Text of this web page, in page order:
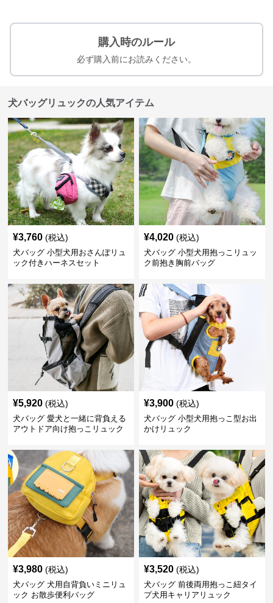
購入時のルール
必ず購入前にお読みください。
犬バッグリュックの人気アイテム
¥3,760 (税込)
犬バッグ 小型犬用おさんぽリュ
ック付きハーネスセット
¥4,020 (税込)
犬バッグ 小型犬用抱っこリュッ
ク前抱き胸前バッグ
¥5,920 (税込)
犬バッグ 愛犬と一緒に背負える
アウトドア向け抱っこリュック
¥3,900 (税込)
犬バッグ 小型犬用抱っこ型お出
かけリュック
¥3,980 (税込)
犬バッグ 犬用自背負いミニリュ
ック お散歩便利バッグ
¥3,520 (税込)
犬バッグ 前後両用抱っこ紐タイ
プ犬用キャリアリュック